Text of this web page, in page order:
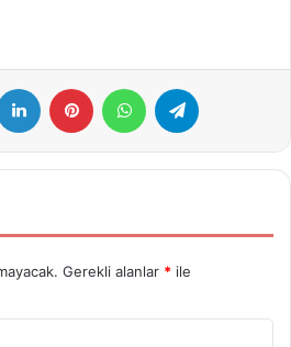
LinkedIn Pinterest WhatsApp
Gerekli alanlar * ile